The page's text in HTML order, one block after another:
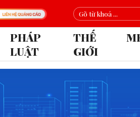
PHÁP
LUẬT
THẾ
GIỚI